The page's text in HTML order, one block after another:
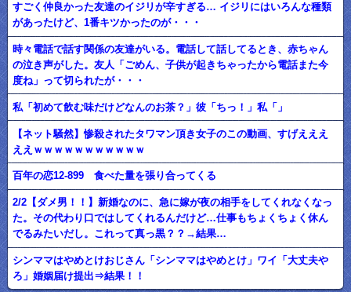
すごく仲良かった友達のイジリが辛すぎる… イジリにはいろんな種類
があったけど、1番キツかったのが・・・
時々電話で話す関係の友達がいる。電話して話してるとき、赤ちゃん
の泣き声がした。友人「ごめん、子供が起きちゃったから電話また今
度ね」って切られたが・・・
私「初めて飲む味だけどなんのお茶？」彼「ちっ！」私「」
【ネット騒然】惨殺されたタワマン頂き女子のこの動画、すげえええ
ええｗｗｗｗｗｗｗｗｗｗｗ
百年の恋12-899 食べた量を張り合ってくる
2/2【ダメ男！！】新婚なのに、急に嫁が夜の相手をしてくれなくなっ
た。その代わり口ではしてくれるんだけど…仕事もちょくちょく休ん
でるみたいだし。これって真っ黒？？→結果…
シンママはやめとけおじさん「シンママはやめとけ」ワイ「大丈夫や
ろ」婚姻届け提出⇒結果！！